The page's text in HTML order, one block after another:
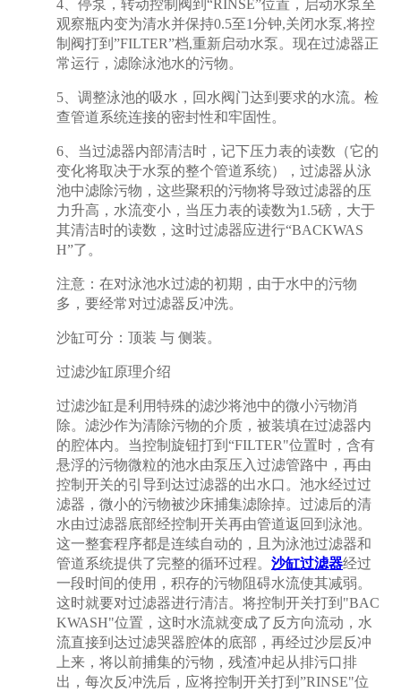
4、停泵，转动控制阀到“RINSE”位置，启动水泵至
观察瓶内变为清水并保持0.5至1分钟,关闭水泵,将控
制阀打到”FILTER”档,重新启动水泵。现在过滤器正
常运行，滤除泳池水的污物。
5、调整泳池的吸水，回水阀门达到要求的水流。检
查管道系统连接的密封性和牢固性。
6、当过滤器内部清洁时，记下压力表的读数（它的
变化将取决于水泵的整个管道系统），过滤器从泳
池中滤除污物，这些聚积的污物将导致过滤器的压
力升高，水流变小，当压力表的读数为1.5磅，大于
其清洁时的读数，这时过滤器应进行“BACKWAS
H”了。
注意：在对泳池水过滤的初期，由于水中的污物
多，要经常对过滤器反冲洗。
沙缸可分：顶装 与 侧装。
过滤沙缸原理介绍
过滤沙缸是利用特殊的滤沙将池中的微小污物消
除。滤沙作为清除污物的介质，被装填在过滤器内
的腔体内。当控制旋钮打到“FILTER"位置时，含有
悬浮的污物微粒的池水由泵压入过滤管路中，再由
控制开关的引导到达过滤器的出水口。池水经过过
滤器，微小的污物被沙床捕集滤除掉。过滤后的清
水由过滤器底部经控制开关再由管道返回到泳池。
这一整套程序都是连续自动的，且为泳池过滤器和
管道系统提供了完整的循环过程。 沙缸过滤器经过
一段时间的使用，积存的污物阻碍水流使其减弱。
这时就要对过滤器进行清洁。将控制开关打到"BAC
KWASH"位置，这时水流就变成了反方向流动，水
流直接到达过滤哭器腔体的底部，再经过沙层反冲
上来，将以前捕集的污物，残渣冲起从排污口排
出，每次反冲洗后，应将控制开关打到”RINSE"位